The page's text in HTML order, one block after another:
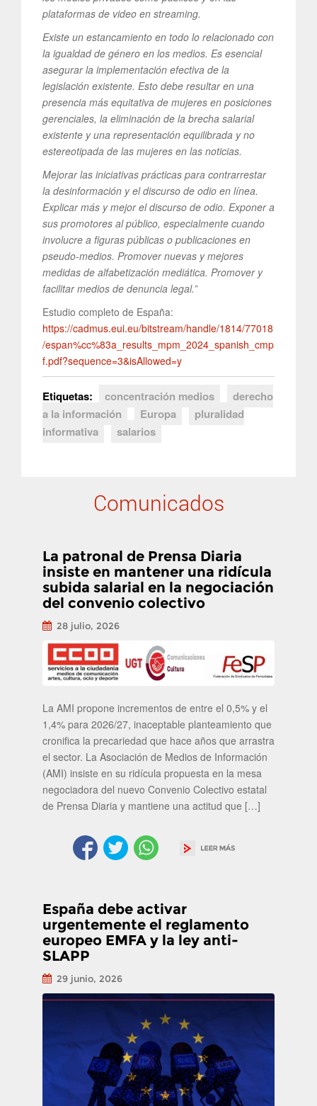
plataformas de video en streaming.
Existe un estancamiento en todo lo relacionado con
la igualdad de género en los medios. Es esencial
asegurar la implementación efectiva de la
legislación existente. Esto debe resultar en una
presencia más equitativa de mujeres en posiciones
gerenciales, la eliminación de la brecha salarial
existente y una representación equilibrada y no
estereotipada de las mujeres en las noticias.
Mejorar las iniciativas prácticas para contrarrestar
la desinformación y el discurso de odio en línea.
Explicar más y mejor el discurso de odio. Exponer a
sus promotores al público, especialmente cuando
involucre a figuras públicas o publicaciones en
pseudo-medios. Promover nuevas y mejores
medidas de alfabetización mediática. Promover y
facilitar medios de denuncia legal.”
Estudio completo de España:
https://cadmus.eui.eu/bitstream/handle/1814/77018
/espan%cc%83a_results_mpm_2024_spanish_cmp
f.pdf?sequence=3&isAllowed=y
Etiquetas: concentración medios
derecho
a la información
Europa
pluralidad
informativa
salarios
Comunicados
La patronal de Prensa Diaria
insiste en mantener una ridícula
subida salarial en la negociación
del convenio colectivo
28 julio, 2026
La AMI propone incrementos de entre el 0,5% y el
1,4% para 2026/27, inaceptable planteamiento que
cronifica la precariedad que hace años que arrastra
el sector. La Asociación de Medios de Información
(AMI) insiste en su ridícula propuesta en la mesa
negociadora del nuevo Convenio Colectivo estatal
de Prensa Diaria y mantiene una actitud que […]
España debe activar
urgentemente el reglamento
europeo EMFA y la ley anti-
SLAPP
29 junio, 2026